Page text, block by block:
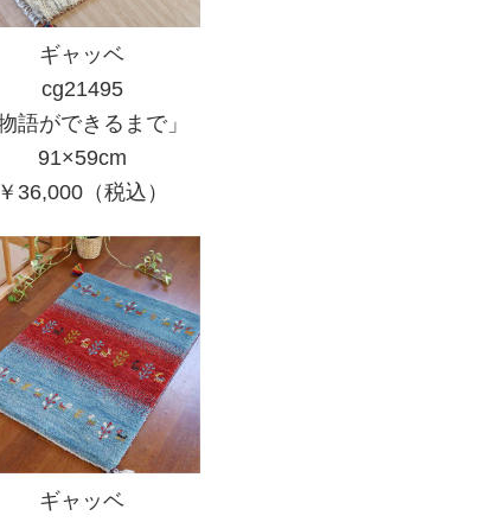
ギャッベ
cg21495
物語ができるまで」
91×59cm
￥36,000（税込）
ギャッベ